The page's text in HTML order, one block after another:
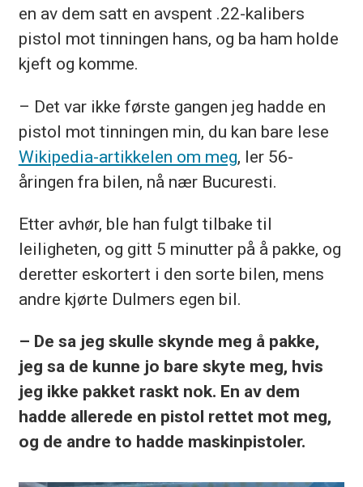
en av dem satt en avspent .22-kalibers
pistol mot tinningen hans, og ba ham holde
kjeft og komme.
– Det var ikke første gangen jeg hadde en
pistol mot tinningen min, du kan bare lese
Wikipedia-artikkelen om meg, ler 56-
åringen fra bilen, nå nær Bucuresti.
Etter avhør, ble han fulgt tilbake til
leiligheten, og gitt 5 minutter på å pakke, og
deretter eskortert i den sorte bilen, mens
andre kjørte Dulmers egen bil.
– De sa jeg skulle skynde meg å pakke,
jeg sa de kunne jo bare skyte meg, hvis
jeg ikke pakket raskt nok. En av dem
hadde allerede en pistol rettet mot meg,
og de andre to hadde maskinpistoler.